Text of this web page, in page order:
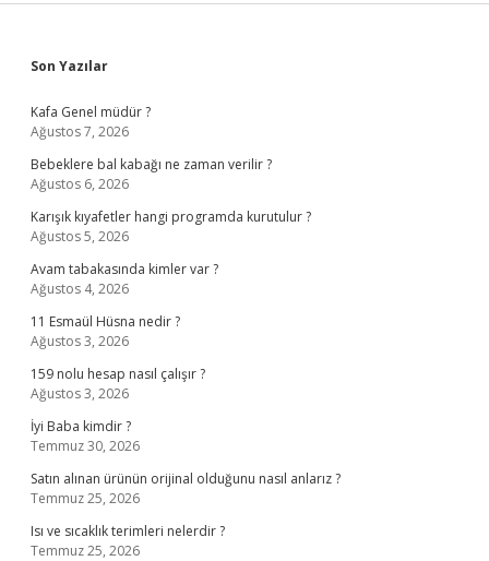
Sidebar
Son Yazılar
Kafa Genel müdür ?
Ağustos 7, 2026
Bebeklere bal kabağı ne zaman verilir ?
Ağustos 6, 2026
Karışık kıyafetler hangi programda kurutulur ?
Ağustos 5, 2026
Avam tabakasında kimler var ?
Ağustos 4, 2026
11 Esmaül Hüsna nedir ?
Ağustos 3, 2026
159 nolu hesap nasıl çalışır ?
Ağustos 3, 2026
İyi Baba kimdir ?
Temmuz 30, 2026
Satın alınan ürünün orijinal olduğunu nasıl anlarız ?
Temmuz 25, 2026
Isı ve sıcaklık terimleri nelerdir ?
Temmuz 25, 2026